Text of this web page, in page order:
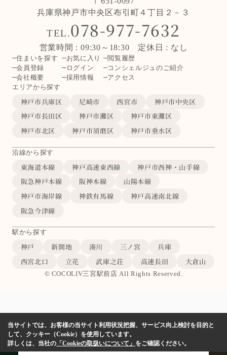
兵庫県神戸市中央区布引町４丁目２－３
TEL.078-977-7632
営業時間 : 09:30～18:30 定休日 : なし
住まいを探す お気に入り
閲覧履歴
会員登録
ログイン
コンシェルジュのご紹介
会社概要
採用情報
アクセス
エリアから探す
神戸市兵庫区 尼崎市 西宮市
神戸市中央区
神戸市長田区
神戸市灘区
神戸市東灘区
神戸市北区
神戸市須磨区 神戸市垂水区
沿線から探す
東海道本線 神戸高速東西線
神戸市西神・山手線
阪急神戸本線
阪神本線
山陽本線
神戸市海岸線
神鉄有馬線
神戸高速南北線
阪急今津線
駅から探す
神戸 新開地 湊川 三ノ宮
兵庫
西宮北口
立花 武庫之荘 高速長田 大倉山
© COCOLIV三宮駅前店 All Rights Reserved.
当サイトでは、お客様の当サイト利用状況把握、サービス向上検討を目的と
して、クッキー（Cookie）を使用しています。
詳しくは、当社の 「Cookieの取扱いについて」 をご確認ください。